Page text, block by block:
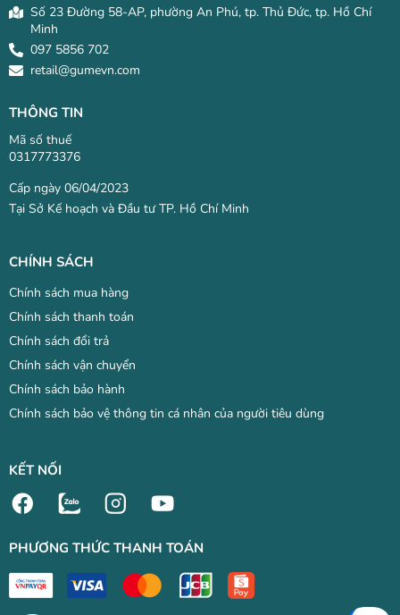
Số 23 Đường 58-AP, phường An Phú, tp. Thủ Đức, tp. Hồ Chí
Minh
097 5856 702
retail@gumevn.com
THÔNG TIN
Mã số thuế
0317773376
Cấp ngày 06/04/2023
Tại Sở Kế hoạch và Đầu tư TP. Hồ Chí Minh
CHÍNH SÁCH
Chính sách mua hàng
Chính sách thanh toán
Chính sách đổi trả
Chính sách vận chuyển
Chính sách bảo hành
Chính sách bảo vệ thông tin cá nhân của người tiêu dùng
KẾT NỐI
PHƯƠNG THỨC THANH TOÁN